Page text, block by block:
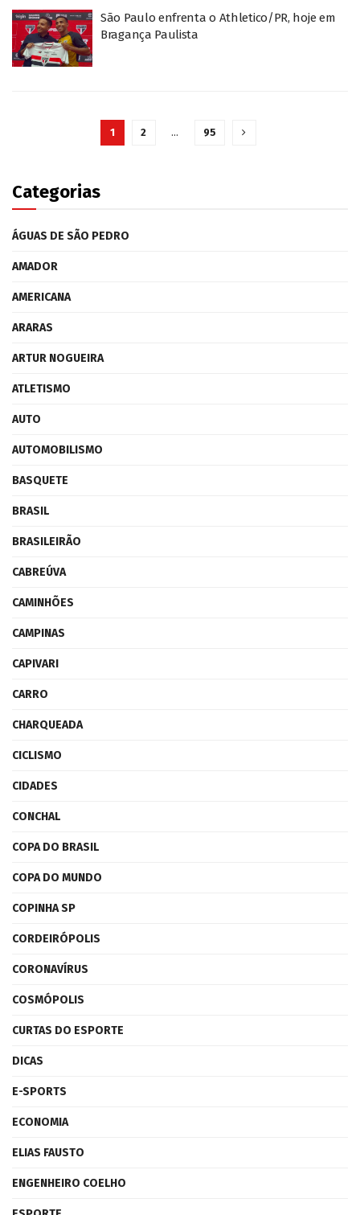
São Paulo enfrenta o Athletico/PR, hoje em
Bragança Paulista
1 2 … 95
Categorias
ÁGUAS DE SÃO PEDRO
AMADOR
AMERICANA
ARARAS
ARTUR NOGUEIRA
ATLETISMO
AUTO
AUTOMOBILISMO
BASQUETE
BRASIL
BRASILEIRÃO
CABREÚVA
CAMINHÕES
CAMPINAS
CAPIVARI
CARRO
CHARQUEADA
CICLISMO
CIDADES
CONCHAL
COPA DO BRASIL
COPA DO MUNDO
COPINHA SP
CORDEIRÓPOLIS
CORONAVÍRUS
COSMÓPOLIS
CURTAS DO ESPORTE
DICAS
E-SPORTS
ECONOMIA
ELIAS FAUSTO
ENGENHEIRO COELHO